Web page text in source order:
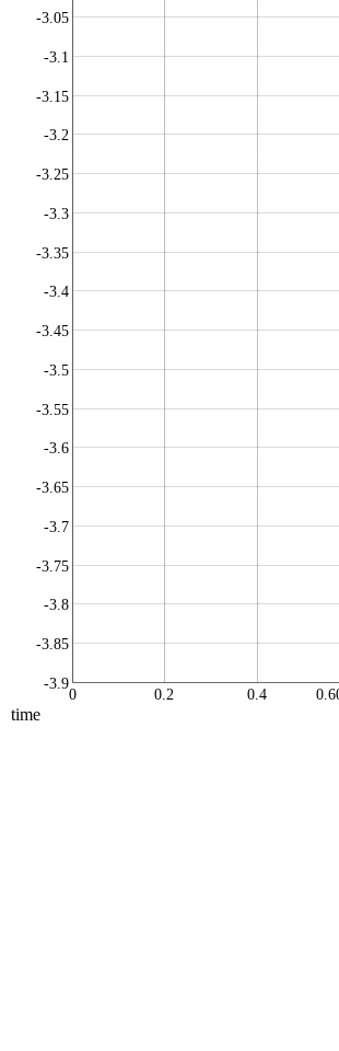
time
-3.9
-3.85
-3.8
-3.75
-3.7
-3.65
-3.6
-3.55
-3.5
-3.45
-3.4
-3.35
-3.3
-3.25
-3.2
-3.15
-3.1
-3.05
0 0.2 0.4